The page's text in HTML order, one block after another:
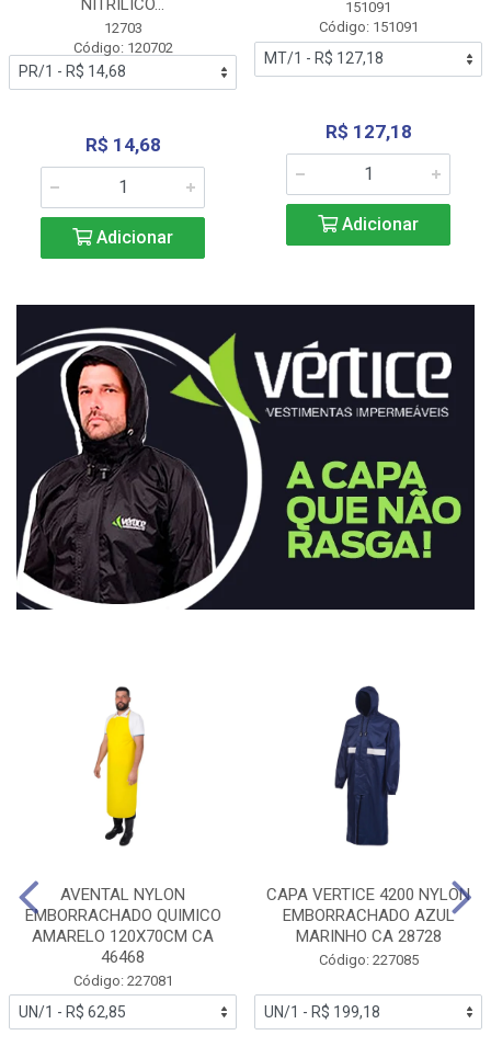
NITRÍLICO...
12703
Código: 120702
R$ 14,68
Adicionar
151091
Código: 151091
R$ 127,18
Adicionar
AVENTAL NYLON
EMBORRACHADO QUIMICO
AMARELO 120X70CM CA
46468
Código: 227081
CAPA VERTICE 4200 NYLON
EMBORRACHADO AZUL
MARINHO CA 28728
Código: 227085